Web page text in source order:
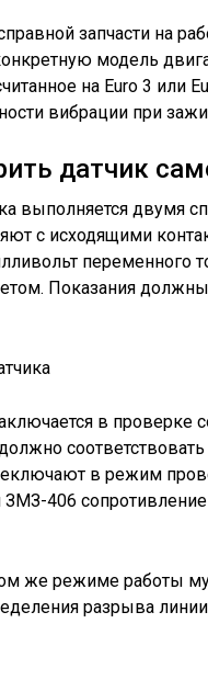
запчасти на
модель
на Euro 3 или
вибрации при
датчик
выполняется двумя
с исходящими
переменного
Показания должны
в проверке
в режим
406 сопротивление
же режиме работы
разрыва